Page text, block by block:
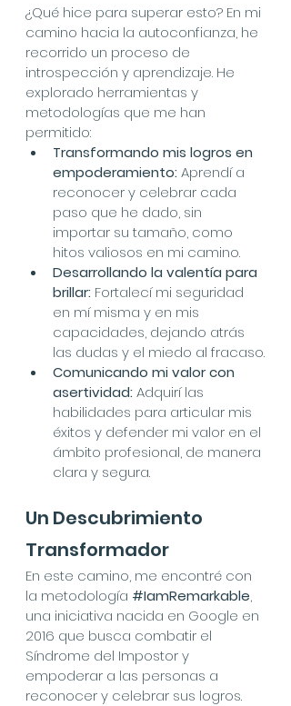
¿Qué hice para superar esto? En mi
camino hacia la autoconfianza, he
recorrido un proceso de
introspección y aprendizaje. He
explorado herramientas y
metodologías que me han
permitido:
Transformando mis logros en
empoderamiento: Aprendí a
reconocer y celebrar cada
paso que he dado, sin
importar su tamaño, como
hitos valiosos en mi camino.
Desarrollando la valentía para
brillar: Fortalecí mi seguridad
en mí misma y en mis
capacidades, dejando atrás
las dudas y el miedo al fracaso.
Comunicando mi valor con
asertividad: Adquirí las
habilidades para articular mis
éxitos y defender mi valor en el
ámbito profesional, de manera
clara y segura.
Un Descubrimiento
Transformador
En este camino, me encontré con
la metodología #IamRemarkable,
una iniciativa nacida en Google en
2016 que busca combatir el
Síndrome del Impostor y
empoderar a las personas a
reconocer y celebrar sus logros.